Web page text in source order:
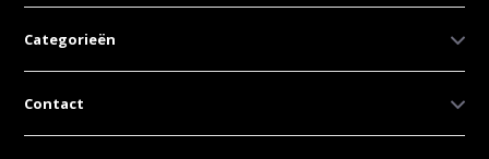
Categorieën
Contact